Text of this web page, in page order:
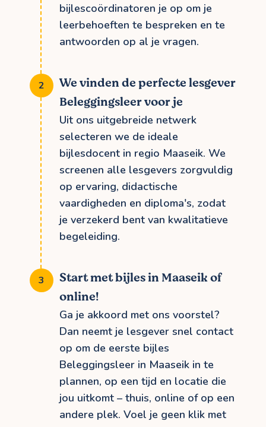
bijlescoördinatoren je op om je
leerbehoeften te bespreken en te
antwoorden op al je vragen.
We vinden de perfecte lesgever
Beleggingsleer voor je
Uit ons uitgebreide netwerk
selecteren we de ideale
bijlesdocent in regio Maaseik. We
screenen alle lesgevers zorgvuldig
op ervaring, didactische
vaardigheden en diploma's, zodat
je verzekerd bent van kwalitatieve
begeleiding.
Start met bijles in Maaseik of
online!
Ga je akkoord met ons voorstel?
Dan neemt je lesgever snel contact
op om de eerste bijles
Beleggingsleer in Maaseik in te
plannen, op een tijd en locatie die
jou uitkomt – thuis, online of op een
andere plek. Voel je geen klik met